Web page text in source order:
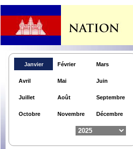
Janvier Février Mars
Avril Mai Juin
Juillet Août Septembre
Octobre Novembre Décembre
Lettre à Son Excellence la Très Honorable CINDY
Lettre à Son Excellence Monsieur ANURA KUMARA
DISSANAYAKE, PRÉSIDENT de la RÉPUBLIQUE